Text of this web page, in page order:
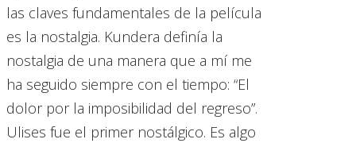
las claves fundamentales de la película
es la nostalgia. Kundera definía la
nostalgia de una manera que a mí me
ha seguido siempre con el tiempo: “El
dolor por la imposibilidad del regreso”.
Ulises fue el primer nostálgico. Es algo